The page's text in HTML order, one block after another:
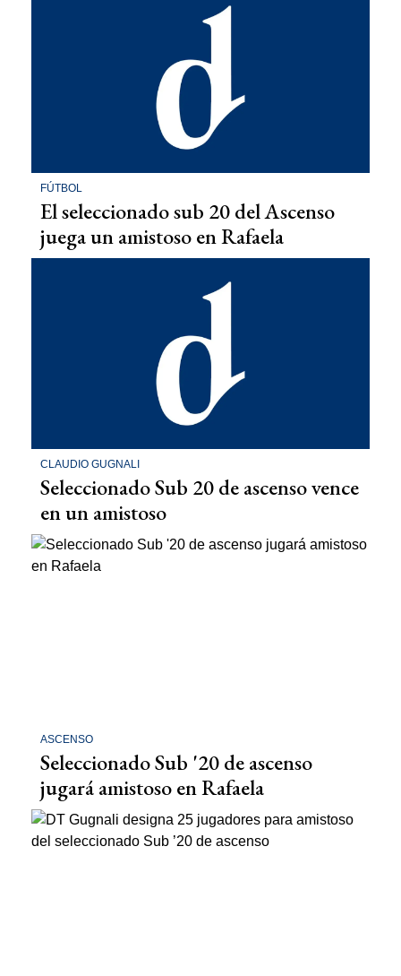
FÚTBOL
El seleccionado sub 20 del Ascenso
juega un amistoso en Rafaela
CLAUDIO GUGNALI
Seleccionado Sub 20 de ascenso vence
en un amistoso
ASCENSO
Seleccionado Sub '20 de ascenso
jugará amistoso en Rafaela